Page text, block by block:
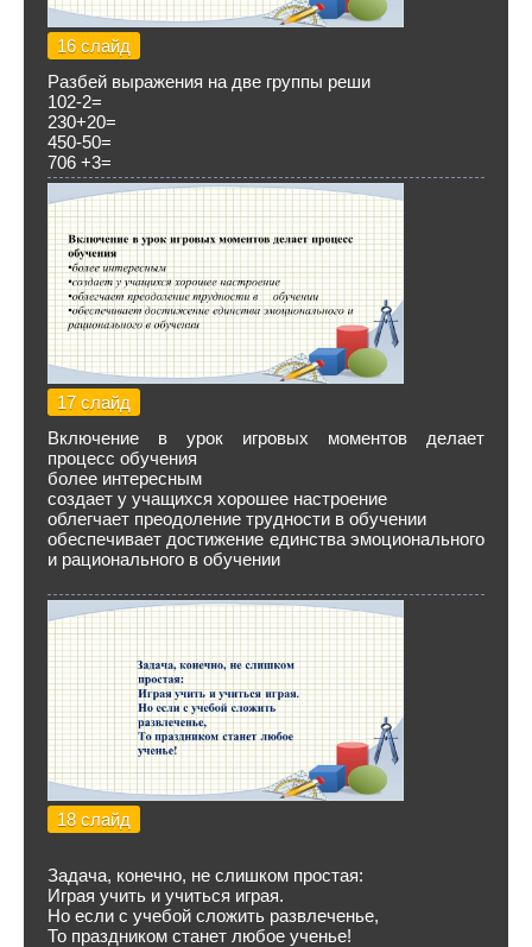
16 слайд
Разбей выражения на две группы реши
102-2=
230+20=
450-50=
706 +3=
17 слайд
Включение в урок игровых моментов делает
процесс обучения
более интересным
создает у учащихся хорошее настроение
облегчает преодоление трудности в обучении
обеспечивает достижение единства эмоционального
и рационального в обучении
18 слайд
Задача, конечно, не слишком простая:
Играя учить и учиться играя.
Но если с учебой сложить развлеченье,
То праздником станет любое ученье!